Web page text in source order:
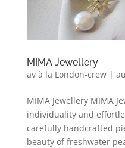
MIMA Jewellery
av à la London-crew|
MIMA Jewellery MIMA
individuality and
carefully handcrafted
beauty of freshwater